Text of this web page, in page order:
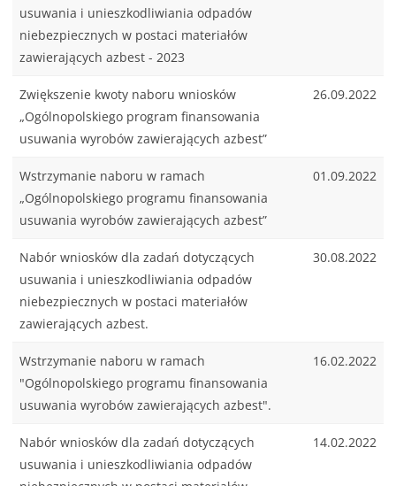
usuwania i unieszkodliwiania odpadów
niebezpiecznych w postaci materiałów
zawierających azbest - 2023
Zwiększenie kwoty naboru wniosków
„Ogólnopolskiego program finansowania
usuwania wyrobów zawierających azbest”
26.09.2022
Wstrzymanie naboru w ramach
„Ogólnopolskiego programu finansowania
usuwania wyrobów zawierających azbest”
01.09.2022
Nabór wniosków dla zadań dotyczących
usuwania i unieszkodliwiania odpadów
niebezpiecznych w postaci materiałów
zawierających azbest.
30.08.2022
Wstrzymanie naboru w ramach
"Ogólnopolskiego programu finansowania
usuwania wyrobów zawierających azbest".
16.02.2022
Nabór wniosków dla zadań dotyczących
usuwania i unieszkodliwiania odpadów
14.02.2022